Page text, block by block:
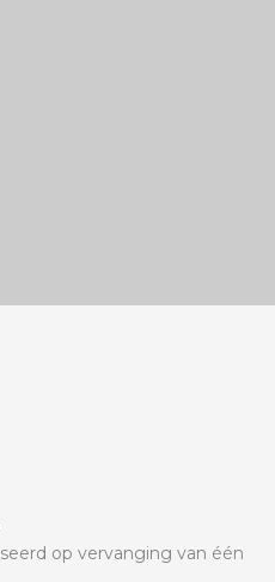
op vervanging van één